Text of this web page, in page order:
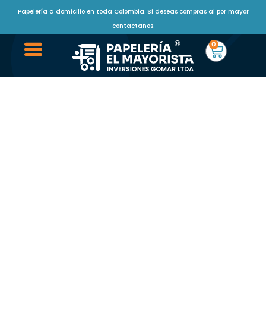
Papelería a domicilio en toda Colombia. Si deseas compras al por mayor
contactanos.
0